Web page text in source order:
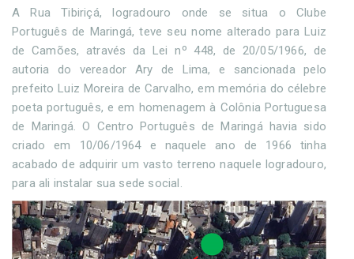
A Rua Tibiriçá, logradouro onde se situa o Clube
Português de Maringá, teve seu nome alterado para Luiz
de Camões, através da Lei nº 448, de 20/05/1966, de
autoria do vereador Ary de Lima, e sancionada pelo
prefeito Luiz Moreira de Carvalho, em memória do célebre
poeta português, e em homenagem à Colônia Portuguesa
de Maringá. O Centro Português de Maringá havia sido
criado em 10/06/1964 e naquele ano de 1966 tinha
acabado de adquirir um vasto terreno naquele logradouro,
para ali instalar sua sede social.